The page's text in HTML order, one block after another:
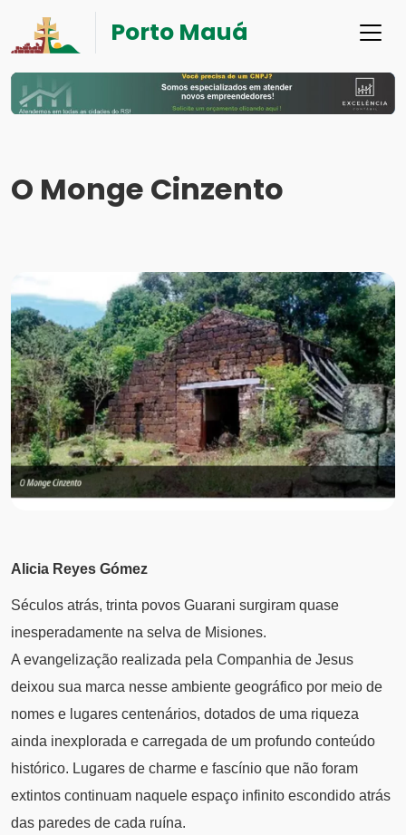
Porto Mauá
O Monge Cinzento
Alicia Reyes Gómez
Séculos atrás, trinta povos Guarani surgiram quase
inesperadamente na selva de Misiones.
A evangelização realizada pela Companhia de Jesus
deixou sua marca nesse ambiente geográfico por meio de
nomes e lugares centenários, dotados de uma riqueza
ainda inexplorada e carregada de um profundo conteúdo
histórico. Lugares de charme e fascínio que não foram
extintos continuam naquele espaço infinito escondido atrás
das paredes de cada ruína.